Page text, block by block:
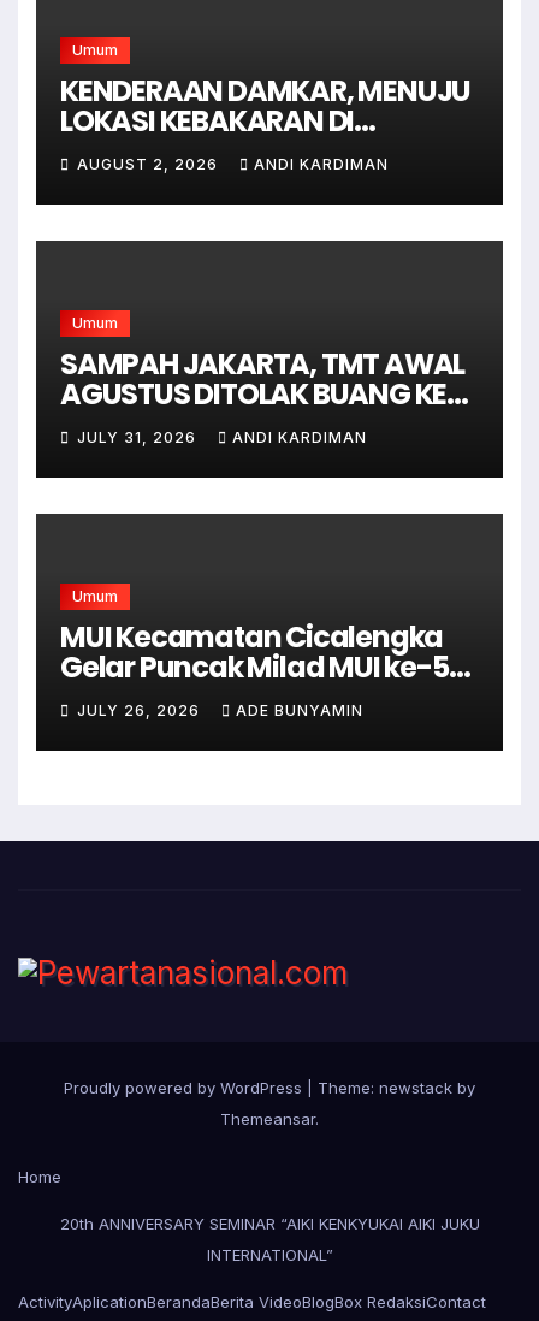
Umum
KENDERAAN DAMKAR, MENUJU
LOKASI KEBAKARAN DI
JAGAKARSA JAKARTA
SELATAN
AUGUST 2, 2026 ANDI KARDIMAN
Umum
SAMPAH JAKARTA, TMT AWAL
AGUSTUS DITOLAK BUANG KE
BANTAR GEBANG
JULY 31, 2026 ANDI KARDIMAN
Umum
MUI Kecamatan Cicalengka
Gelar Puncak Milad MUI ke-51
dengan Tabligh Akbar
JULY 26, 2026 ADE BUNYAMIN
Proudly powered by WordPress
Theme: newstack by
Themeansar.
Home
20th ANNIVERSARY SEMINAR “AIKI KENKYUKAI AIKI JUKU
INTERNATIONAL”
ActivityAplicationBerandaBerita VideoBlogBox RedaksiContact